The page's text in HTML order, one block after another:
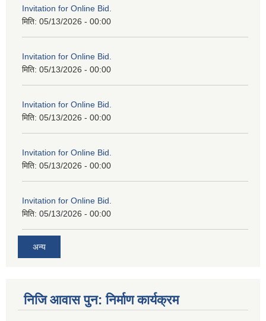
Invitation for Online Bid.
मिति: 05/13/2026 - 00:00
Invitation for Online Bid.
मिति: 05/13/2026 - 00:00
Invitation for Online Bid.
मिति: 05/13/2026 - 00:00
Invitation for Online Bid.
मिति: 05/13/2026 - 00:00
Invitation for Online Bid.
मिति: 05/13/2026 - 00:00
अन्य
निजि आवास पुन: निर्माण कार्यक्रम